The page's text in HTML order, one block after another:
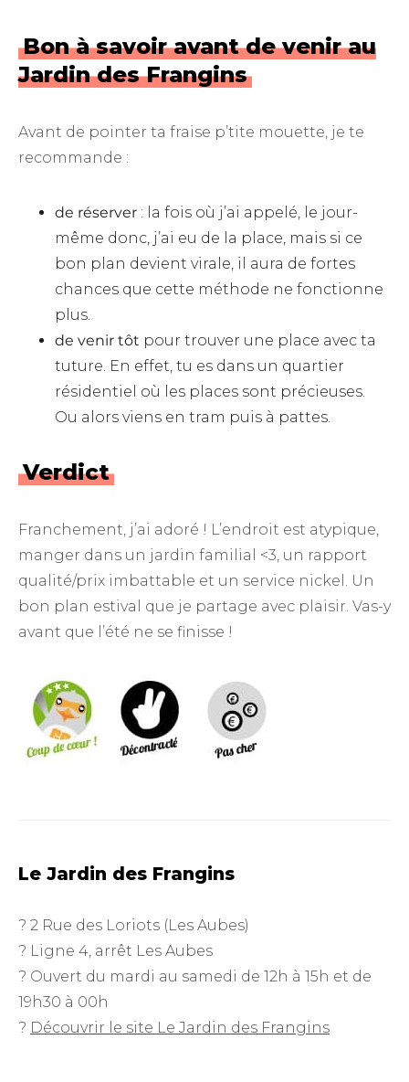
Bon à savoir avant de venir au
Jardin des Frangins
Avant de pointer ta fraise p’tite mouette, je te
recommande :
de réserver : la fois où j’ai appelé, le jour-
même donc, j’ai eu de la place, mais si ce
bon plan devient virale, il aura de fortes
chances que cette méthode ne fonctionne
plus.
de venir tôt pour trouver une place avec ta
tuture. En effet, tu es dans un quartier
résidentiel où les places sont précieuses.
Ou alors viens en tram puis à pattes.
Verdict
Franchement, j’ai adoré ! L’endroit est atypique,
manger dans un jardin familial <3, un rapport
qualité/prix imbattable et un service nickel. Un
bon plan estival que je partage avec plaisir. Vas-y
avant que l’été ne se finisse !
Le Jardin des Frangins
? 2 Rue des Loriots (Les Aubes)
? Ligne 4, arrêt Les Aubes
? Ouvert du mardi au samedi de 12h à 15h et de
19h30 à 00h
? Découvrir le site Le Jardin des Frangins